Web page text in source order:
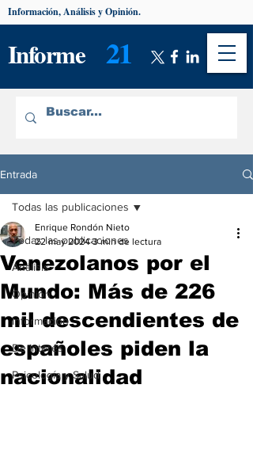
Informe 21
Información, Análisis y Opinión.
Entrada
Todas las publicaciones
Análisis
Opinión
Información
De interés
Psicología y Salud
Todas las publicaciones
Venezolanos por el
Mundo: Más de 226
mil descendientes de
españoles piden la
nacionalidad
Enrique Rondón Nieto
22 may 2024 3 min de lectura